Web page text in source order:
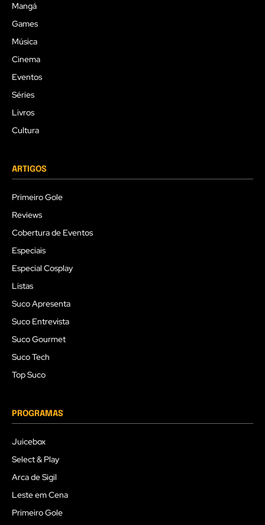
Mangá
Games
Música
Cinema
Eventos
Séries
Livros
Cultura
ARTIGOS
Primeiro Gole
Reviews
Cobertura de Eventos
Especiais
Especial Cosplay
Listas
Suco Apresenta
Suco Entrevista
Suco Gourmet
Suco Tech
Top Suco
PROGRAMAS
Juicebox
Select & Play
Arca de Sigil
Leste em Cena
Primeiro Gole